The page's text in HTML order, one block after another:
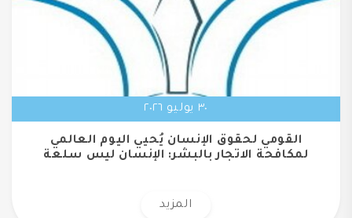
٣٠ يوليو ٢٠٢٦
القومي لحقوق الإنسان يُحيي اليوم العالمي
لمكافحة الاتجار بالبشر: الإنسان ليس سلعة
المزيد